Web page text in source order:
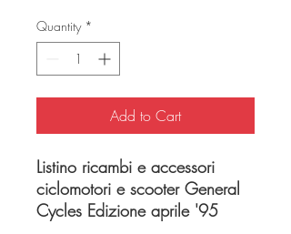
Quantity *
Add to Cart
Listino ricambi e accessori
ciclomotori e scooter General
Cycles Edizione aprile '95